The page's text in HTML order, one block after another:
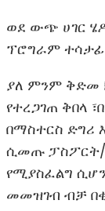
ወደ ውጭ ሀገር
ፕሮግራም ተሳታፊ
ያለ ምንም ቅድመ
የተረጋገጠ ቅበላ
በማስተርስ
ሲመጡ ፓስፖርት/
የሚያስፈልግ
መመዝገብ ብቻ